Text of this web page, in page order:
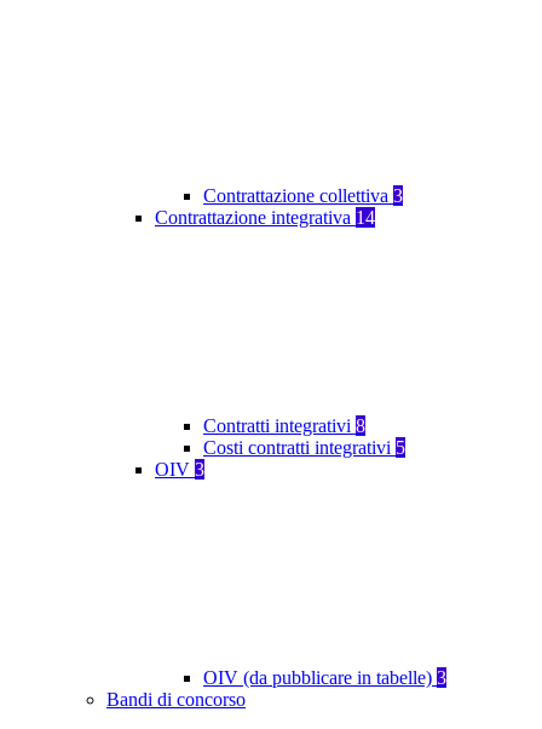
Contrattazione collettiva 3
Contrattazione integrativa 14
Contratti integrativi 8
Costi contratti integrativi 5
OIV 3
OIV (da pubblicare in tabelle) 3
Bandi di concorso